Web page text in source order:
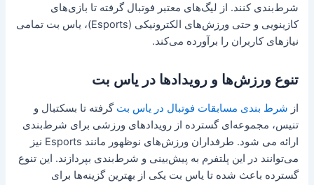
شرط‌بندی کنند. از لیگ‌های معتبر فوتبال گرفته تا بازی‌های
کازینویی و حتی ورزش‌های الکترونیکی (Esports)، یاس بت تمامی
نیازهای کاربران را برآورده می‌کند.
تنوع ورزش‌ها و رویدادها در یاس بت
از شرط بندی مسابقات فوتبال‌ در یاس بت گرفته تا بسکتبال و
تنیس، مجموعه‌ای گسترده از رویدادهای ورزشی برای شرط‌بندی
ارائه می شود. طرفداران ورزش‌های نوظهور مانند Esports نیز
می‌توانند در این پلتفرم به پیش‌بینی و شرط‌بندی بپردازند. این تنوع
گسترده باعث شده تا یاس بت یکی از بهترین گزینه‌ها برای